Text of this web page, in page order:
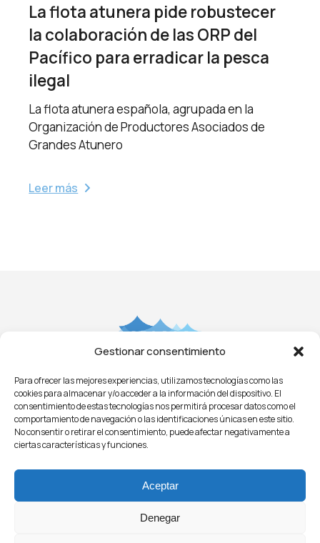
Gestionar consentimiento
Para ofrecer las mejores experiencias, utilizamos tecnologías como las
cookies para almacenar y/o acceder a la información del dispositivo. El
consentimiento de estas tecnologías nos permitirá procesar datos como el
comportamiento de navegación o las identificaciones únicas en este sitio.
No consentir o retirar el consentimiento, puede afectar negativamente a
ciertas características y funciones.
Aceptar
Denegar
La flota atunera pide robustecer
la colaboración de las ORP del
Pacífico para erradicar la pesca
ilegal
La flota atunera española, agrupada en la
Organización de Productores Asociados de
Grandes Atunero
Leer más
Aviso LegalPrivacidadCookiesCondiciones
Licitaciones ㅤㅤ Noticias
© 2021 - O.P.A.G.A.C.